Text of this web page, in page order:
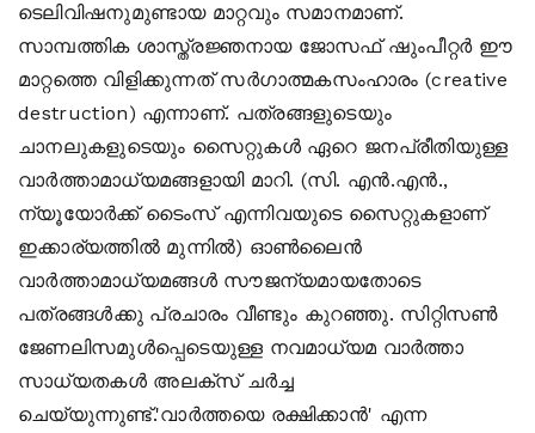
ടെലിവിഷനുമുണ്ടായ മാറ്റവും സമാനമാണ്.
സാമ്പത്തിക ശാസ്ത്രജ്ഞനായ ജോസഫ് ഷുംപീറ്റര്‍ ഈ
മാറ്റത്തെ വിളിക്കുന്നത് സര്‍ഗാത്മകസംഹാരം (creative
destruction) എന്നാണ്. പത്രങ്ങളുടെയും
ചാനലുകളുടെയും സൈറ്റുകള്‍ ഏറെ ജനപ്രീതിയുള്ള
വാര്‍ത്താമാധ്യമങ്ങളായി മാറി. (സി. എന്‍.എന്‍.,
ന്യൂയോര്‍ക്ക് ടൈംസ് എന്നിവയുടെ സൈറ്റുകളാണ്
ഇക്കാര്യത്തില്‍ മുന്നില്‍) ഓണ്‍ലൈന്‍
വാര്‍ത്താമാധ്യമങ്ങള്‍ സൗജന്യമായതോടെ
പത്രങ്ങള്‍ക്കു പ്രചാരം വീണ്ടും കുറഞ്ഞു. സിറ്റിസണ്‍
ജേണലിസമുള്‍പ്പെടെയുള്ള നവമാധ്യമ വാര്‍ത്താ
സാധ്യതകള്‍ അലക്‌സ് ചര്‍ച്ച
ചെയ്യുന്നുണ്ട്.'വാര്‍ത്തയെ രക്ഷിക്കാന്‍' എന്ന